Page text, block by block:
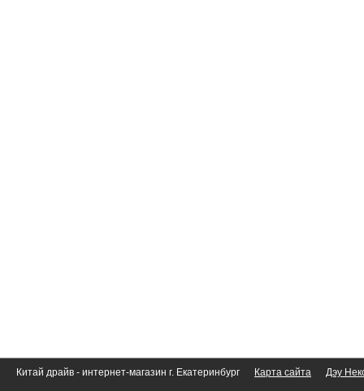
Китай драйв - интернет-магазин г. Екатеринбург Карта сайта Дэу